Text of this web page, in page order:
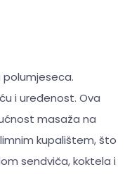
polumjeseca.
i uređenost. Ova
masaža na
kupalištem, što
sendviča, koktela i